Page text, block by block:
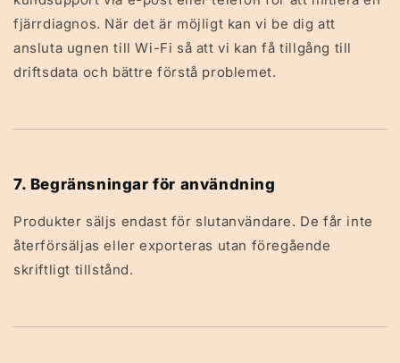
fjärrdiagnos. När det är möjligt kan vi be dig att
ansluta ugnen till Wi-Fi så att vi kan få tillgång till
driftsdata och bättre förstå problemet.
7. Begränsningar för användning
Produkter säljs endast för slutanvändare. De får inte
återförsäljas eller exporteras utan föregående
skriftligt tillstånd.